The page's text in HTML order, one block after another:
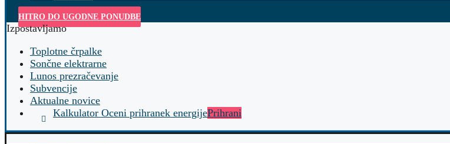
HITRO DO UGODNE PONUDBE
Izpostavljamo
Toplotne črpalke
Sončne elektrarne
Lunos prezračevanje
Subvencije
Aktualne novice
Kalkulator Oceni prihranek energijePrihrani